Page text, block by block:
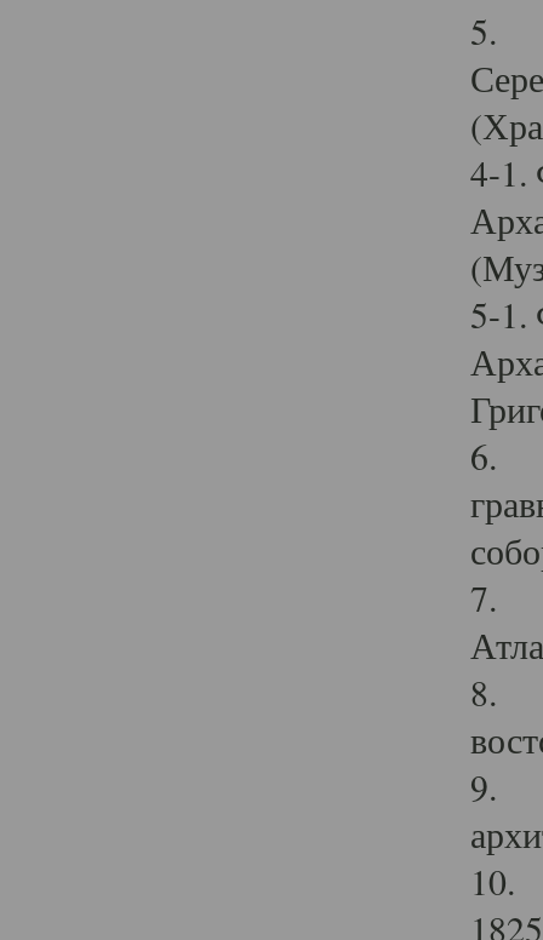
5.
4-1.
5-1.
6.
7.
8.
9.
10.